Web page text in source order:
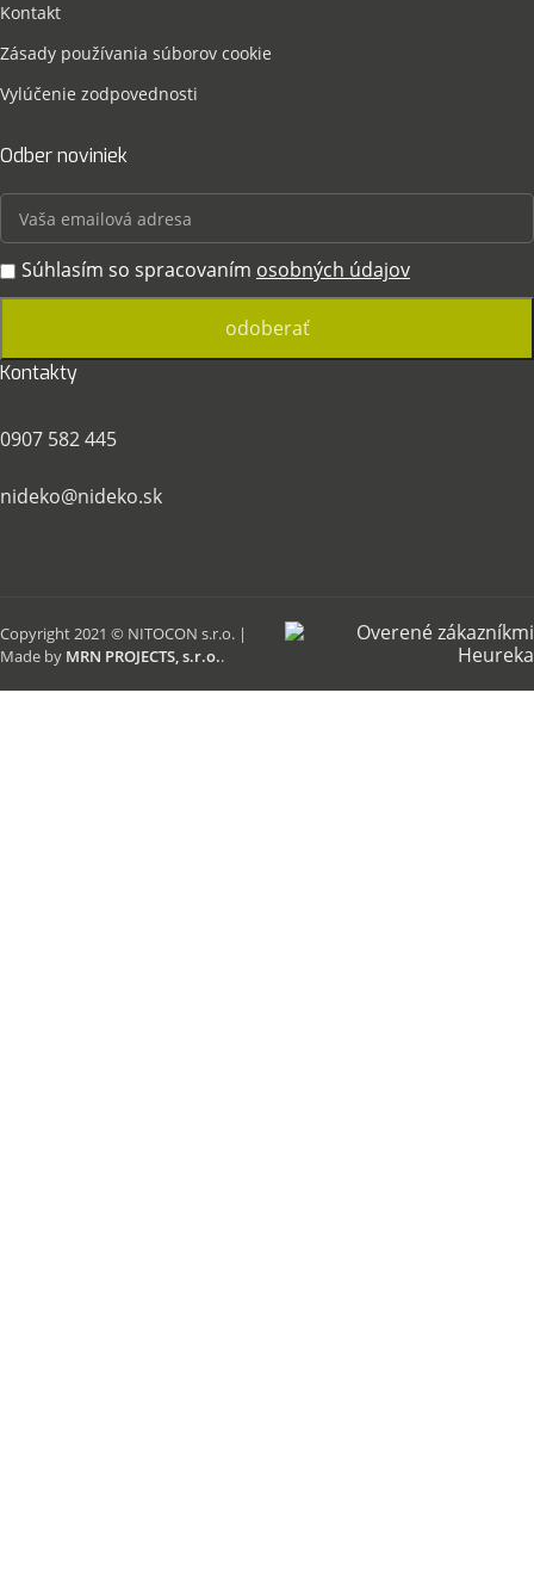
Kontakt
Zásady používania súborov cookie
Vylúčenie zodpovednosti
Odber noviniek
Súhlasím so spracovaním osobných údajov
Kontakty
0907 582 445
nideko@nideko.sk
Copyright 2021 © NITOCON s.r.o. |
Made by MRN PROJECTS, s.r.o..